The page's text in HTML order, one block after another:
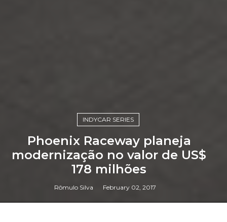
INDYCAR SERIES
Phoenix Raceway planeja
modernização no valor de US$
178 milhões
Rômulo Silva February 02, 2017